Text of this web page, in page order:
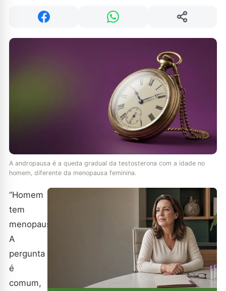
Compartilhar no FacebookCompartilhar no WhatsApp
Compartilhar
A andropausa é a queda gradual da testosterona com a idade no
homem, diferente da menopausa feminina.
“Homem
tem
menopausa?”
A
pergunta
é
comum,